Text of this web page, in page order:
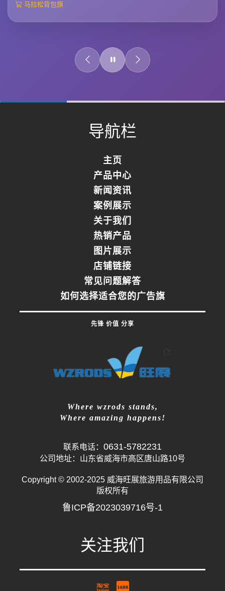
马拉松背包旗
导航栏
主页
产品中心
新闻资讯
案例展示
关于我们
热销产品
图片展示
店铺链接
常见问题解答
如何选择适合您的广告旗
先锋 价值 分享
Where wzrods stands,
Where amazing happens!
联系电话： 0631-5782231
公司地址：山东省威海市高区唐山路10号
Copyright © 2002-2025 威海旺展旅游用品有限公司
版权所有
鲁ICP备2023039716号-1
关注我们